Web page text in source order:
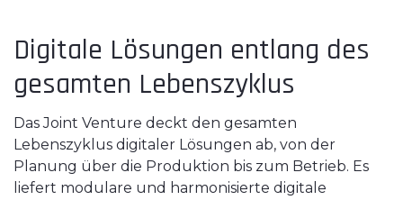
Digitale Lösungen entlang des
gesamten Lebenszyklus
Das Joint Venture deckt den gesamten
Lebenszyklus digitaler Lösungen ab, von der
Planung über die Produktion bis zum Betrieb. Es
liefert modulare und harmonisierte digitale